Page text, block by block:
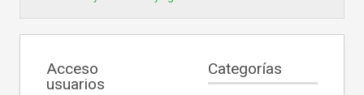
Acceso
usuarios
Categorías